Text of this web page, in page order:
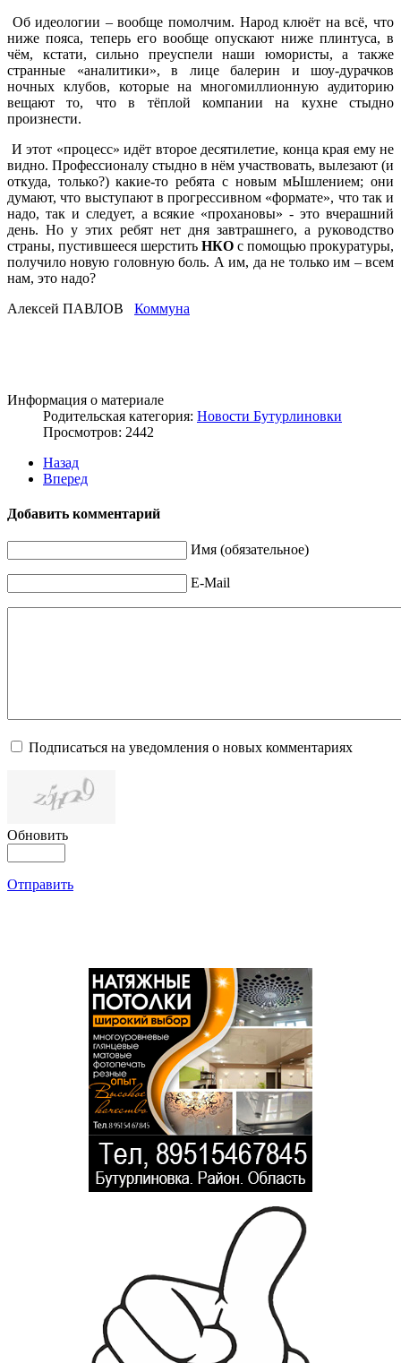
Об идеологии – вообще помолчим. Народ клюёт на всё, что
ниже пояса, теперь его вообще опускают ниже плинтуса, в
чём, кстати, сильно преуспели наши юмористы, а также
странные «аналитики», в лице балерин и шоу-дурачков
ночных клубов, которые на многомиллионную аудиторию
вещают то, что в тёплой компании на кухне стыдно
произнести.
И этот «процесс» идёт второе десятилетие, конца края ему не
видно. Профессионалу стыдно в нём участвовать, вылезают (и
откуда, только?) какие-то ребята с новым мЫшлением; они
думают, что выступают в прогрессивном «формате», что так и
надо, так и следует, а всякие «прохановы» - это вчерашний
день. Но у этих ребят нет дня завтрашнего, а руководство
страны, пустившееся шерстить НКО с помощью прокуратуры,
получило новую головную боль. А им, да не только им – всем
нам, это надо?
Алексей ПАВЛОВ Коммуна
Информация о материале
Родительская категория: Новости Бутурлиновки
Просмотров: 2442
Назад
Вперед
Добавить комментарий
Имя (обязательное)
E-Mail
Подписаться на уведомления о новых комментариях
Обновить
Отправить